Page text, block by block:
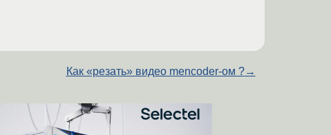
Как «резать» видео mencoder-ом ?→